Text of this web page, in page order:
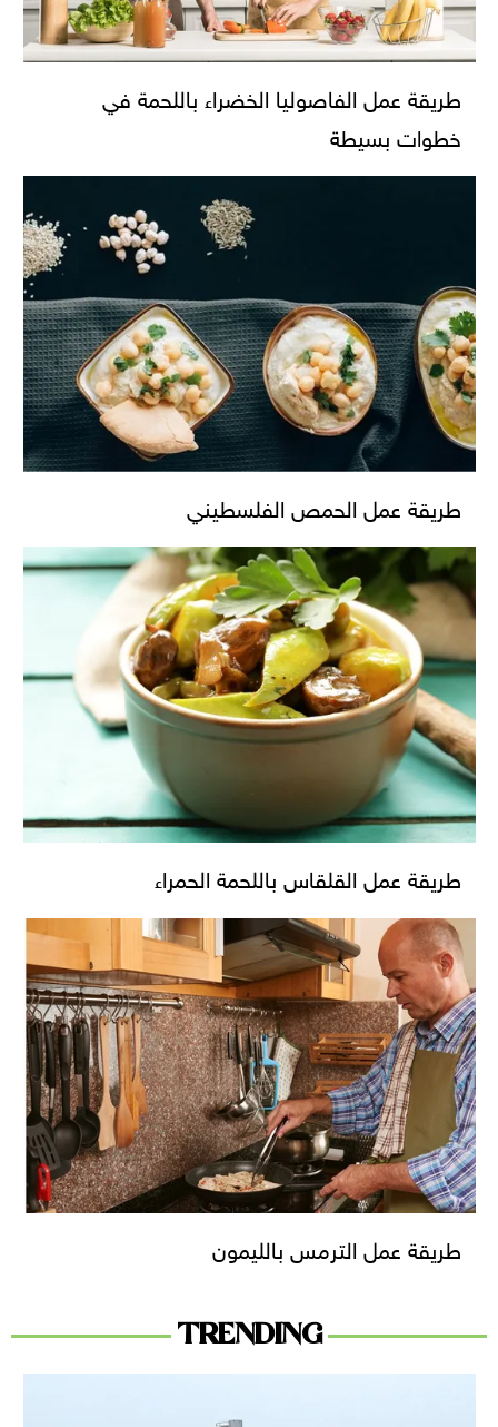
طريقة عمل الفاصوليا الخضراء باللحمة في
خطوات بسيطة
طريقة عمل الحمص الفلسطيني
طريقة عمل القلقاس باللحمة الحمراء
طريقة عمل الترمس بالليمون
TRENDING